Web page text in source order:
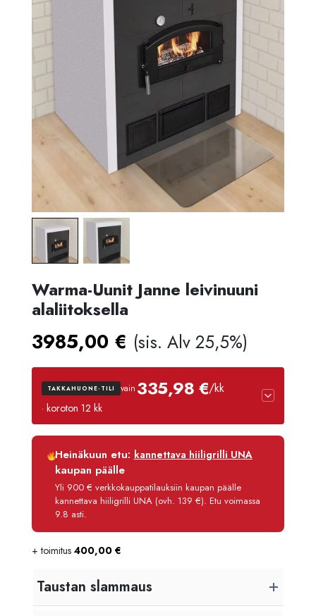
Warma-Uunit Janne leivinuuni
alaliitoksella
3985,00 € (sis. Alv 25,5%)
TAKKAHUONE-TILI vain 335,98 €/kk
· koroton 12 kk
Luottoaika
12 kk
Korko
Käsittelymaksu
3,90 €/kk
Maksettava yhteensä
4 031,80 €
Heinäkuun etu: kannettava hiiligrilli UNA
kaupan päälle
Yli 900 € verkkokauppatilauksiin kaupan päälle
kannettava hiiligrilli UNA (ovh. 139 €). Etu voimassa
9.8 asti.
+ toimitus 400,00 €
Taustan slammaus